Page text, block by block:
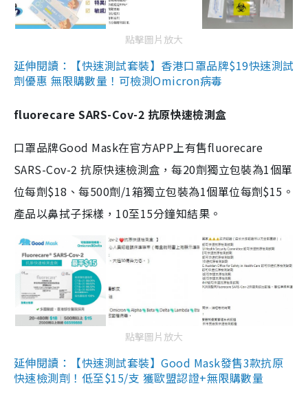
點擊圖片放大
延伸閱讀：【快速測試套裝】香港口罩品牌$19快速測試
劑優惠 無限購數量！可檢測Omicron病毒
fluorecare SARS-Cov-2 抗原快速檢測盒
口罩品牌Good Mask在官方APP上有售fluorecare
SARS-Cov-2 抗原快速檢測盒，每20劑獨立包裝為1個單
位每劑$18、每500劑/1箱獨立包裝為1個單位每劑$15。
產品以鼻拭子採樣，10至15分鐘知結果。
點擊圖片放大
延伸閱讀：【快速測試套裝】Good Mask發售3款抗原
快速檢測劑！低至$15/支 獲歐盟認證+無限購數量